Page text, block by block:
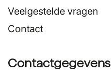
Veelgestelde vragen
Contact
Contactgegevens